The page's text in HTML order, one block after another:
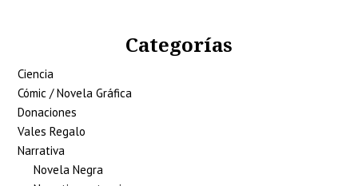
Categorías
Ciencia
Cómic / Novela Gráfica
Donaciones
Vales Regalo
Narrativa
Novela Negra